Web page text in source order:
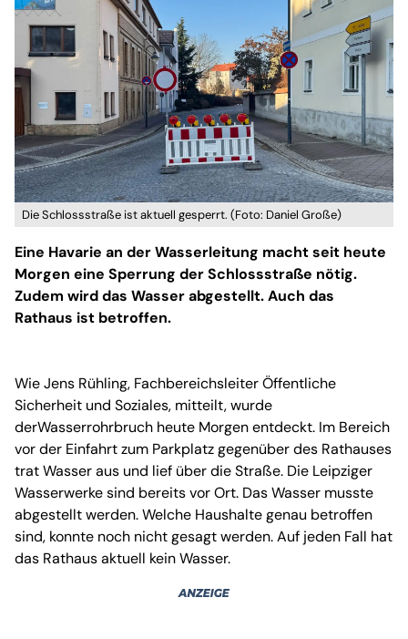
Die Schlossstraße ist aktuell gesperrt. (Foto: Daniel Große)
Eine Havarie an der Wasserleitung macht seit heute
Morgen eine Sperrung der Schlossstraße nötig.
Zudem wird das Wasser abgestellt. Auch das
Rathaus ist betroffen.
Wie Jens Rühling, Fachbereichsleiter Öffentliche
Sicherheit und Soziales, mitteilt, wurde
derWasserrohrbruch heute Morgen entdeckt. Im Bereich
vor der Einfahrt zum Parkplatz gegenüber des Rathauses
trat Wasser aus und lief über die Straße. Die Leipziger
Wasserwerke sind bereits vor Ort. Das Wasser musste
abgestellt werden. Welche Haushalte genau betroffen
sind, konnte noch nicht gesagt werden. Auf jeden Fall hat
das Rathaus aktuell kein Wasser.